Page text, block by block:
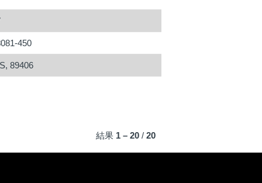
450
89406
結果 1 – 20 / 20